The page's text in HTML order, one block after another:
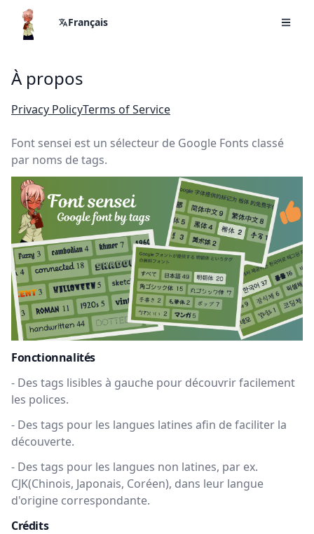
Français
À propos
Privacy PolicyTerms of Service
Font sensei est un sélecteur de Google Fonts classé
par noms de tags.
Fonctionnalités
- Des tags lisibles à gauche pour découvrir facilement
les polices.
- Des tags pour les langues latines afin de faciliter la
découverte.
- Des tags pour les langues non latines, par ex.
CJK(Chinois, Japonais, Coréen), dans leur langue
d'origine correspondante.
Crédits